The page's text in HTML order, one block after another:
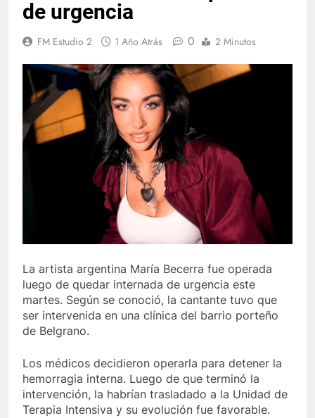
de urgencia
FM Estudio 2 1 Año Atrás 0 2 Minutos
La artista argentina María Becerra fue operada
luego de quedar internada de urgencia este
martes. Según se conoció, la cantante tuvo que
ser intervenida en una clínica del barrio porteño
de Belgrano.
Los médicos decidieron operarla para detener la
hemorragia interna. Luego de que terminó la
intervención, la habrían trasladado a la Unidad de
Terapia Intensiva y su evolución fue favorable.